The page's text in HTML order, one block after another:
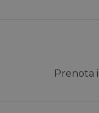
Prenota